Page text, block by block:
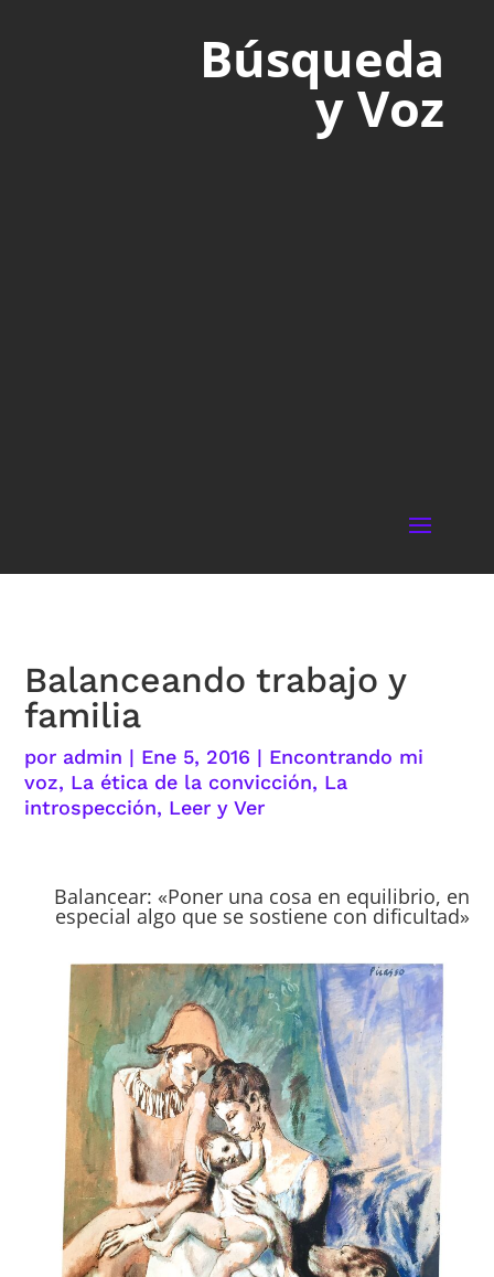
Búsqueda
y Voz
Balanceando trabajo y
familia
por admin | Ene 5, 2016 | Encontrando mi
voz, La ética de la convicción, La
introspección, Leer y Ver
Balancear: «Poner una cosa en equilibrio, en
especial algo que se sostiene con dificultad»